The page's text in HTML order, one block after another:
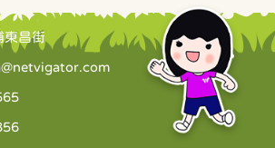
東昌街